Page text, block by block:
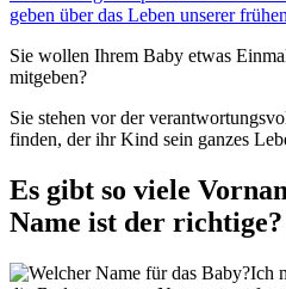
geben über das Leben unserer
Sie wollen Ihrem Baby etwas
mitgeben?
Sie stehen vor der
finden, der ihr Kind sein ganzes
Es gibt so viele
Name ist der richtige?
Ich